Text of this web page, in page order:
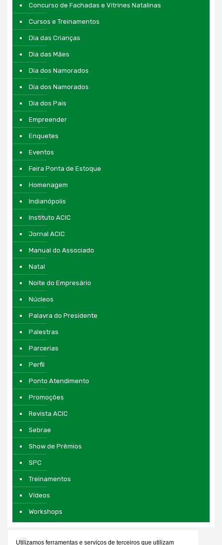
Concurso de Fachadas e Vitrines Natalinas
Cursos e Treinamentos
Dia das Crianças
Dia das Mães
Dia dos Namorados
Dia dos Namorados
Dia dos Pais
Empreender
Enquetes
Eventos
Feira Ponta de Estoque
Homenagem
Indianópolis
Instituto ACIC
Jornal ACIC
Manual do Associado
Natal
Noite do Empresário
Núcleos
Palavra do Presidente
Palestras
Parcerias
Perfil
Ponto Atendimento
Promoções
Revista ACIC
Sebrae
Show de Prêmios
SPC
Treinamentos
Vídeos
Workshops
Utilizamos ferramentas e serviços de terceiros que utilizam